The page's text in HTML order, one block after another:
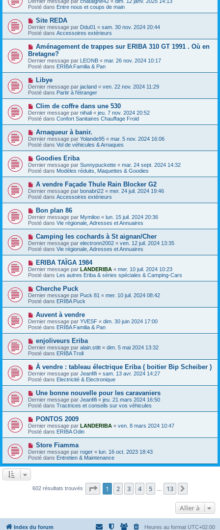
a
g
e
u
m
e
s
s
a
g
u
v
e
a
u
m
e
s
s
a
g
e
Posté dans Entre nous et coups de main
N
o
u
v
a
u
m
e
s
s
a
g
e
Site REDA
Dernier message par Ddu01 « sam. 30 nov. 2024 20:44
Posté dans Accessoires extérieurs
N
u
v
e
a
m
e
s
s
g
e
Aménagement de trappes sur ERIBA 310 GT 1991 . Où en
Bretagne?
Dernier message par LEONB « mar. 26 nov. 2024 10:17
Posté dans ERIBA Familia & Pan
N
o
u
v
a
u
m
e
s
s
a
g
e
Libye
Dernier message par jacland « ven. 22 nov. 2024 11:29
Posté dans Partir à l'étranger
N
o
u
v
a
u
m
e
s
s
a
g
Clim de coffre dans une 530
Dernier message par nihali « jeu. 7 nov. 2024 20:52
Posté dans Confort Sanitaires Chauffage Froid
N
o
u
v
a
u
m
e
s
s
a
g
e
Arnaqueur à banir.
Dernier message par Yolande95 « mar. 5 nov. 2024 16:06
Posté dans Vol de véhicules & Arnaques
N
o
u
v
a
u
m
e
s
a
g
e
Goodies Eriba
Dernier message par Sunnypuckette « mar. 24 sept. 2024 14:32
Posté dans Modèles réduits, Maquettes & Goodies
N
o
u
v
e
a
u
m
e
s
s
a
g
e
A vendre Façade Thule Rain Blocker G2
Dernier message par bonabri22 « mer. 24 juil. 2024 19:46
Posté dans Accessoires extérieurs
N
o
u
v
a
u
m
e
s
a
g
e
Bon plan 86
Dernier message par Mymiloo « lun. 15 juil. 2024 20:36
Posté dans Vie régionale, Adresses et Annuaires
N
o
u
v
e
a
u
m
e
s
s
a
g
Camping les cochards à St aignan/Cher
Dernier message par electronn2002 « ven. 12 juil. 2024 13:35
Posté dans Vie régionale, Adresses et Annuaires
N
o
u
v
a
u
m
e
s
s
a
g
ERIBA TAÏGA 1984
Dernier message par LANDERIBA « mer. 10 juil. 2024 10:23
Posté dans Les autres Eriba & séries spéciales & Camping-Cars
N
o
u
v
a
u
m
e
s
s
a
g
Cherche Puck
Dernier message par Puck 81 « mer. 10 juil. 2024 08:42
Posté dans ERIBA Puck
N
o
u
v
a
u
m
e
s
s
a
g
e
Auvent à vendre
Dernier message par YVESF « dim. 30 juin 2024 17:00
Posté dans ERIBA Familia & Pan
N
o
u
v
a
u
m
e
s
s
a
g
e
enjoliveurs Eriba
Dernier message par alain.stitt « dim. 5 mai 2024 13:32
Posté dans ERIBA Troll
N
o
u
v
e
a
u
m
e
s
a
g
e
À vendre : tableau électrique Eriba ( boitier Bip Scheiber )
Dernier message par Jeanfifi « sam. 13 avr. 2024 14:27
Posté dans Electricité & Electronique
N
o
u
v
e
a
u
m
e
s
s
a
g
e
Une bonne nouvelle pour les caravaniers
Dernier message par Jeanfifi « jeu. 21 mars 2024 16:50
Posté dans Tractrices et conseils sur vos véhicules
N
o
u
v
e
a
u
m
e
g
PONTOS 2009
Dernier message par LANDERIBA « ven. 8 mars 2024 10:47
Posté dans ERIBA Odin
N
o
u
v
e
m
e
Store Fiamma
Dernier message par roger « lun. 16 oct. 2023 18:43
Posté dans Entretien & Maintenance
602 résultats trouvés Page 1sur13
1 2 3 4 5 13
Aller à
Index du forum Heures au format UTC+02:00